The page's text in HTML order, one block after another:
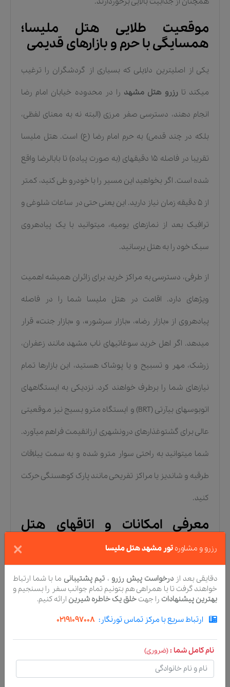
موقعیت طلایی هتل ملیسا؛
همسایگی با حرم و بازارهای قدیمی
یکی از اصلیترین دلایلی که بسیاری از گردشگران را ترغیب
میکند تارزرو هتل مشهد را در محدوده خیابان امام رضا
انجام دهند، دسترسی صفر مرزی (البته نه به معنای لفظی،
بلکه در چند قدمی) به حرم امام رضا (ع) است. هتل ملیسا
تقریبا در فاصله ۱۵ دقیقهای (به صورت پیاده) تا بابالرضا واقع
شده است. اگر بخواهید این مسیر را با خودرو طی کنید، کمتر
از ۵ دقیقه زمان نیاز دارید. این یعنی حتی در ساعات شلوغی و
ترافیک بعد از نمازهای یومیه، میتوانید با یک پیادهروی
سبک خود را به هتل برسانید.
از طرفی، دسترسی به مراکز خرید برای زائران همیشه اهمیت
ویژهای دارد. اقامت در هتل ملیسا شما را در فاصله
پیادهروی از «بازار رضا»، «بازار سرشور»، و «بازار جنت» قرار
میدهد. اگر اهل خرید سوغاتیهای ناب مشهد مانند زعفران،
زرشک، مهر و تسبیح و یا پوشاک هستید، این بازارها تمام
نیازهای شما را برطرف خواهند کرد. نزدیکی به ایستگاههای
اتوبوسهای بیآرتی (BRT) و ایستگاه مترو بسیج نیز موقعیتی
عالی برای گشتوغذارهای درونشهری ارزانقیمت فراهم میآورد.
شما میتوانید به راحتی سوار مترو شده و به سمت ییلاقات
طرقبه و شاندیز یا مراکز تفریحی مانند پارک کوهسنگی حرکت
کنید.
معرفی امکانات و اتاقهای هتل
ملیسا؛ مناسب برای خانوادهها
هتل ملیسا یک مجموعه نوساز و استاندارد (تاسیس ۱۳۹۶)
است که در ۳ طبقه بنا شده و مجموعاً ۵۰ واحد اقامتی را در
کلی هتل ۱۲۸ تخت است که در قالب اتاقهای دوتخته،
سهتخته، چهارتخته و آپارتمانهای دوخوابه پنجنفره توزیع
رزرو و مشاوره تور مشهد هتل ملیسا ×
دقایقی بعد ازدرخواست پیش رزرو ، تیم پشتیبانی ما با شما ارتباط
خواهند گرفت تا با همراهی هم بتونیم تمام جوانب سفر را بسنجیم و
بهترین پیشنهادات را جهت خلق یک خاطره شیرین ارائه کنیم.
ارتباط سریع با مرکز تماس تورنگار: 02191097008
نام کامل شما :(ضروری)